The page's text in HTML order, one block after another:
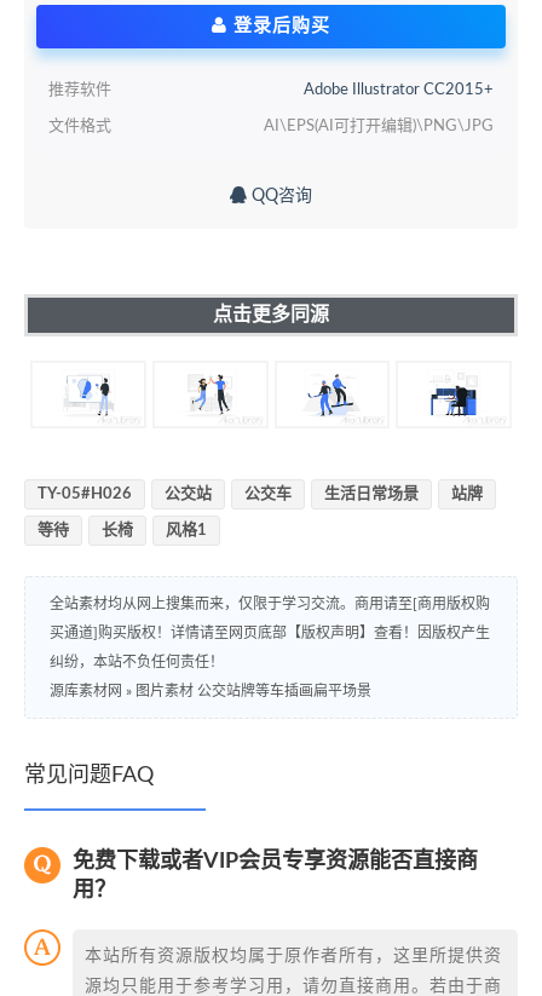
登录后购买
推荐软件 Adobe Illustrator CC2015+
文件格式 AI\EPS(AI可打开编辑)\PNG\JPG
QQ咨询
点击更多同源
TY-05#H026 公交站 公交车 生活日常场景 站牌
等待 长椅 风格1
全站素材均从网上搜集而来，仅限于学习交流。商用请至[商用版权购
买通道]购买版权！详情请至网页底部【版权声明】查看！因版权产生
纠纷，本站不负任何责任！
源库素材网 » 图片素材 公交站牌等车插画扁平场景
常见问题FAQ
免费下载或者VIP会员专享资源能否直接商
用？
本站所有资源版权均属于原作者所有，这里所提供资
源均只能用于参考学习用，请勿直接商用。若由于商